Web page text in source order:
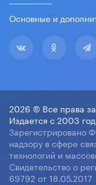
Основные и
2026 © Все права
Издается с 2003
Зарегистрировано
надзору в сфере
технологий и
Свидетельство о
69792 от 18.05.2017